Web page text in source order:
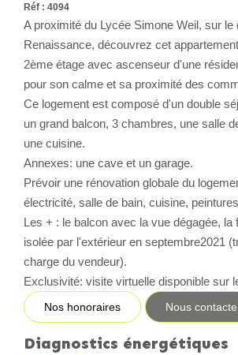
Newsletters
Nous Rejoindre
CONTACT
Réf : 4094
A proximité du Lycée Simone Weil, sur le
Renaissance, découvrez cet
2ème étage avec ascenseur d'une
pour son calme et sa proximité des
Ce logement est composé d'un double
un grand balcon, 3 chambres, une salle
une cuisine.
Annexes: une cave et un garage.
Prévoir une rénovation globale du
électricité, salle de bain, cuisine,
Les + : le balcon avec la vue dégagée, la
isolée par l'extérieur en septembre2021
charge du vendeur).
Exclusivité: visite virtuelle disponible sur
Nos honoraires Nous
Diagnostics énergétiques